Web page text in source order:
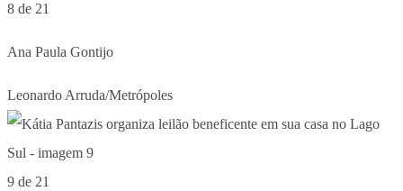
8 de 21
Ana Paula Gontijo
Leonardo Arruda/Metrópoles
9 de 21